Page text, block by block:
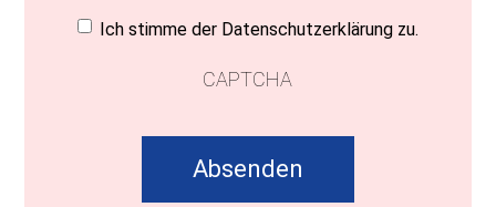
Einwilligung(erforderlich)
Ich stimme der Datenschutzerklärung zu.
CAPTCHA